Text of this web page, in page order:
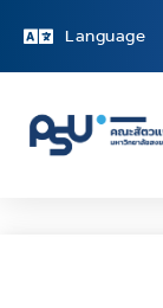
Language